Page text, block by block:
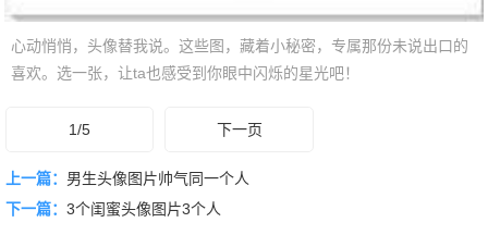
心动悄悄，头像替我说。这些图，藏着小秘密，专属那份未说出口的
喜欢。选一张，让ta也感受到你眼中闪烁的星光吧！
1/5 下一页
上一篇： 男生头像图片帅气同一个人
下一篇： 3个闺蜜头像图片3个人